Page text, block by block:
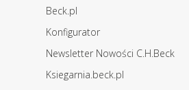
Beck.pl
Konfigurator
Newsletter Nowości C.H.Beck
Ksiegarnia.beck.pl